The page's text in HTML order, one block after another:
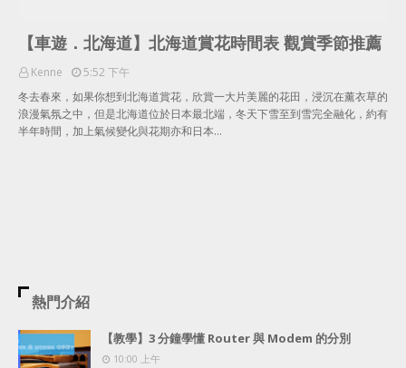
【車遊．北海道】北海道賞花時間表 觀賞季節推薦
Kenne
5:52 下午
冬去春來，如果你想到北海道賞花，欣賞一大片美麗的花田，浸沉在薰衣草的
浪漫氣氛之中，但是北海道位於日本最北端，冬天下雪至到雪完全融化，約有
半年時間，加上氣候變化與花期亦和日本…
熱門介紹
【教學】3 分鐘學懂 Router 與 Modem 的分別
10:00 上午